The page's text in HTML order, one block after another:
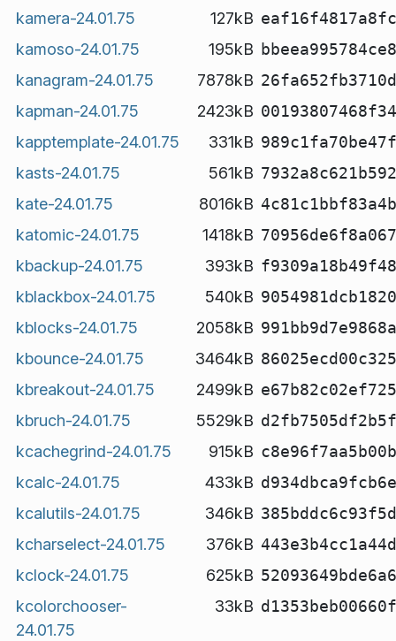
kamera-24.01.75
127kB
kamoso-24.01.75
195kB
kanagram-24.01.75
7878kB
kapman-24.01.75
2423kB
kapptemplate-24.01.75
331kB
kasts-24.01.75
561kB
kate-24.01.75
8016kB
katomic-24.01.75
1418kB
kbackup-24.01.75
393kB
kblackbox-24.01.75
540kB
kblocks-24.01.75
2058kB
kbounce-24.01.75
3464kB
kbreakout-24.01.75
2499kB
kbruch-24.01.75
5529kB
kcachegrind-24.01.75
915kB
kcalc-24.01.75
433kB
kcalutils-24.01.75
346kB
kcharselect-24.01.75
376kB
kclock-24.01.75
625kB
kcolorchooser-
24.01.75
33kB